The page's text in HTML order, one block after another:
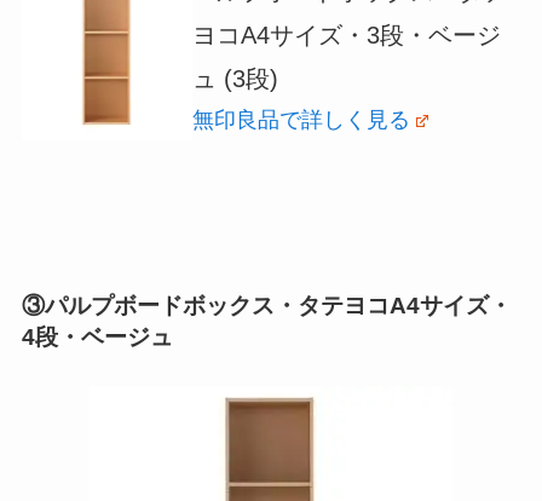
ヨコA4サイズ・3段・ベージ
ュ (3段)
無印良品で詳しく見る
③パルプボードボックス・タテヨコA4サイズ・
4段・ベージュ